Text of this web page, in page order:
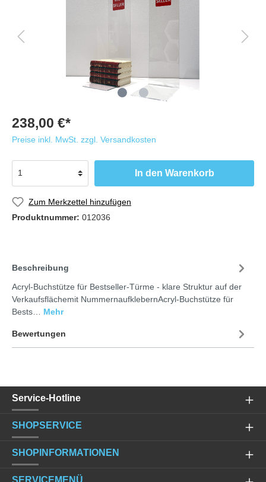
238,00 €*
Preise inkl. MwSt. zzgl. Versandkosten
In den Warenkorb
Zum Merkzettel hinzufügen
Produktnummer: 012036
Beschreibung
Acryl-Buchstütze für Bestseller-Türme - klare Struktur auf der
Verkaufsflächemit NummernaufklebernAcryl-Buchstütze für
Bests… Mehr
Bewertungen
Service-Hotline
SHOPSERVICE
SHOPINFORMATIONEN
SERVICEMENÜ